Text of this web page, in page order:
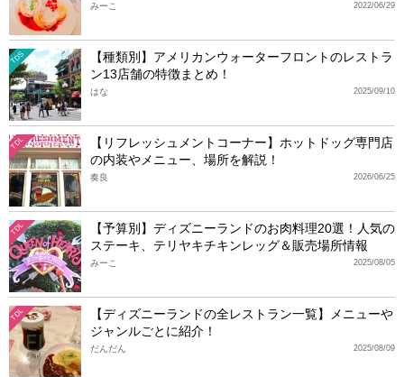
2022/06/29
みーこ
TDS
【種類別】アメリカンウォーターフロントのレストラ
ン13店舗の特徴まとめ！
2025/09/10
はな
TDL
【リフレッシュメントコーナー】ホットドッグ専門店
の内装やメニュー、場所を解説！
2026/06/25
奏良
TDL
【予算別】ディズニーランドのお肉料理20選！人気の
ステーキ、テリヤキチキンレッグ＆販売場所情報
2025/08/05
みーこ
TDL
【ディズニーランドの全レストラン一覧】メニューや
ジャンルごとに紹介！
2025/08/09
だんだん